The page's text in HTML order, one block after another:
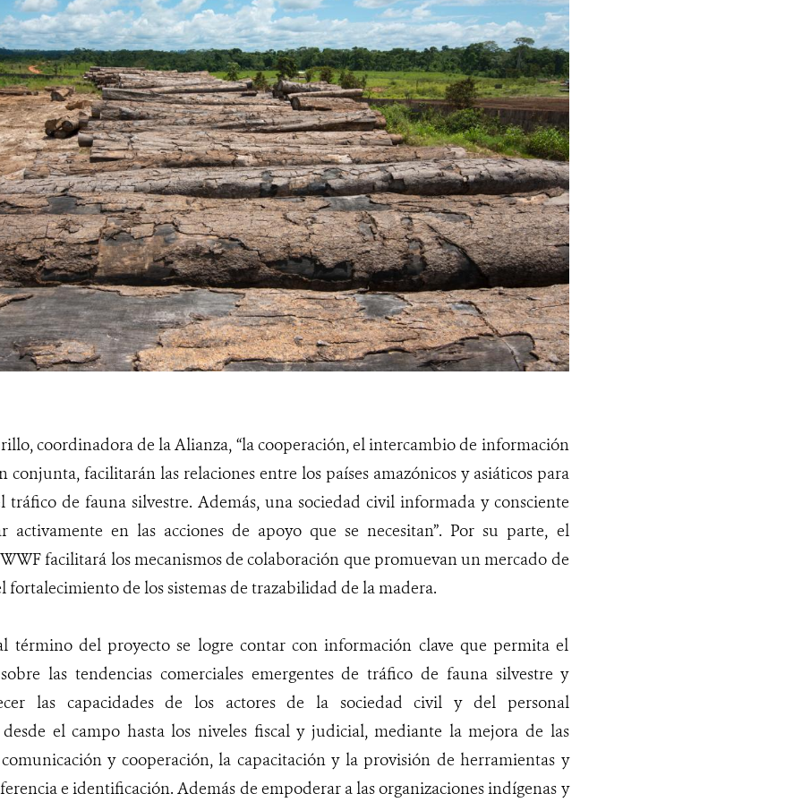
coordinadora de la Alianza, “la cooperación, el intercambio de información
conjunta, facilitarán las relaciones entre los países amazónicos y asiáticos para
de fauna silvestre. Además, una sociedad civil informada y consciente
activamente en las acciones de apoyo que se necesitan”. Por su parte, el
facilitará los mecanismos de colaboración que promuevan un mercado de
fortalecimiento de los sistemas de trazabilidad de la madera.
término del proyecto se logre contar con información clave que permita el
las tendencias comerciales emergentes de tráfico de fauna silvestre y
las capacidades de los actores de la sociedad civil y del personal
el campo hasta los niveles fiscal y judicial, mediante la mejora de las
y cooperación, la capacitación y la provisión de herramientas y
e identificación. Además de empoderar a las organizaciones indígenas y